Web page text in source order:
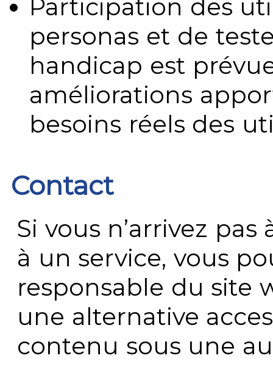
Participation des
personas et de
handicap est
améliorations
besoins réels des
Contact
Si vous n’arrivez
à un service, vous
responsable du site
une alternative
contenu sous une